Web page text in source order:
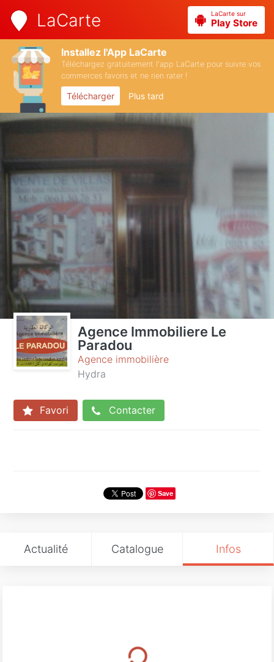
LaCarte LaCarte sur
Play Store
Installez l'App LaCarte
Téléchargez gratuitement l'app LaCarte pour suivre vos
commerces favoris et ne rien rater !
Télécharger Plus tard
Agence Immobiliere Le
Paradou
Agence immobilière
Hydra
Favori Contacter
Save
Actualité Catalogue Infos